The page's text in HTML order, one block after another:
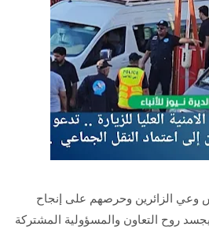
وعي الزائرين وحرصهم على إنجاح
روح التعاون والمسؤولية المشتركة